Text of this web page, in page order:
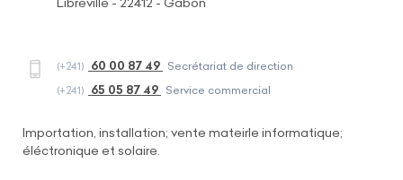
(+241) 60 00 87 49 Secrétariat de direction
(+241) 65 05 87 49 Service commercial
Importation, installation; vente mateirle informatique;
éléctronique et solaire.